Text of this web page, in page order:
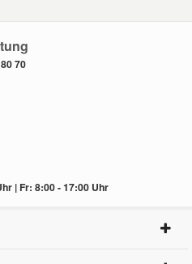
70
| Fr: 8:00 - 17:00 Uhr